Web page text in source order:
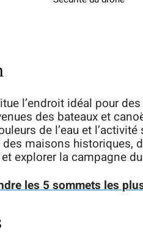
l’endroit idéal pour
des bateaux et
de l’eau et
maisons historiques,
explorer la campagne
les 5 sommets les